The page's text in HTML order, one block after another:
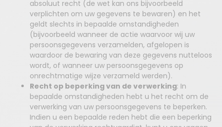
absoluut recht (de wet kan ons bijvoorbeeld
verplichten om uw gegevens te bewaren) en het
geldt slechts in bepaalde omstandigheden
(bijvoorbeeld wanneer de actie waarvoor wij uw
persoonsgegevens verzamelden, afgelopen is
waardoor de bewaring van deze gegevens nutteloos
wordt, of wanneer uw persoonsgegevens op
onrechtmatige wijze verzameld werden).
Recht op beperking van de verwerking: In
bepaalde omstandigheden hebt u het recht om de
verwerking van uw persoonsgegevens te beperken.
Indien u een bepaalde reden hebt die een beperking